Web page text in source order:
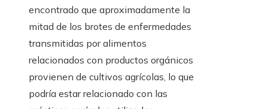
encontrado que aproximadamente la
mitad de los brotes de enfermedades
transmitidas por alimentos
relacionados con productos orgánicos
provienen de cultivos agrícolas, lo que
podría estar relacionado con las